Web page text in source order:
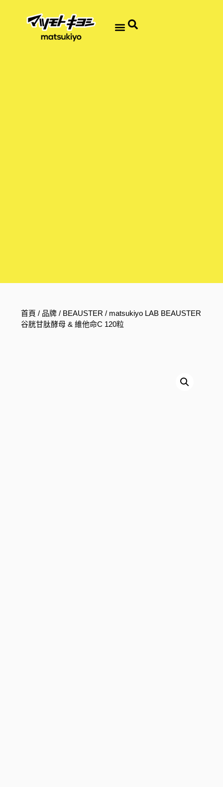
首頁 / 品牌 / BEAUSTER / matsukiyo LAB BEAUSTER
谷胱甘肽酵母 & 維他命C 120粒